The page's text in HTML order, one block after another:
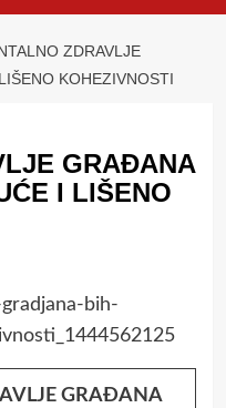
ZDRAVLJE
KOHEZIVNOSTI
GRAĐANA
I LIŠENO
GRAĐANA